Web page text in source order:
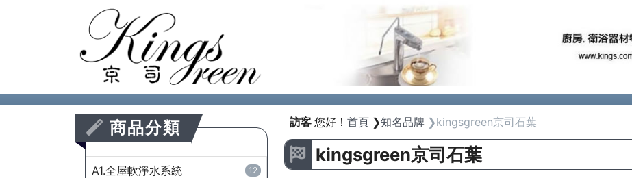
商品分類
A1.全屋軟淨水系統 12
訪客 您好！ 首頁 知名品牌 kingsgreen京司石葉
kingsgreen京司石葉